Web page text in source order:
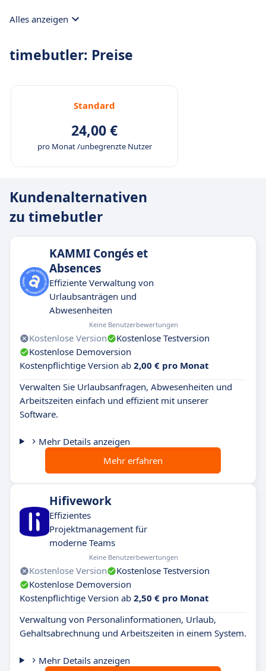
Alles anzeigen
timebutler: Preise
Standard
24,00 €
pro Monat /unbegrenzte Nutzer
Kundenalternativen
zu timebutler
KAMMI Congés et
Absences
Effiziente Verwaltung von
Urlaubsanträgen und
Abwesenheiten
Keine Benutzerbewertungen
Kostenlose Version
Kostenlose Testversion
Kostenlose Demoversion
Kostenpflichtige Version ab 2,00 € pro Monat
Verwalten Sie Urlaubsanfragen, Abwesenheiten und
Arbeitszeiten einfach und effizient mit unserer
Software.
Mehr Details anzeigen
Mehr erfahren
Hifivework
Effizientes
Projektmanagement für
moderne Teams
Keine Benutzerbewertungen
Kostenlose Version
Kostenlose Testversion
Kostenlose Demoversion
Kostenpflichtige Version ab 2,50 € pro Monat
Verwaltung von Personalinformationen, Urlaub,
Gehaltsabrechnung und Arbeitszeiten in einem System.
Mehr Details anzeigen